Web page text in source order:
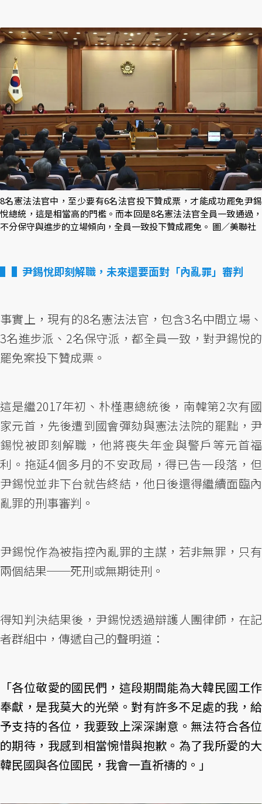
8名憲法法官中，至少要有6名法官投下贊成票，才能成功罷免尹錫
悅總統，這是相當高的門檻。而本回是8名憲法法官全員一致通過，
不分保守與進步的立場傾向，全員一致投下贊成罷免。 圖／美聯社
▌尹錫悅即刻解職，未來還要面對「內亂罪」審判
事實上，現有的8名憲法法官，包含3名中間立場、
3名進步派、2名保守派，都全員一致，對尹錫悅的
罷免案投下贊成票。
這是繼2017年初、朴槿惠總統後，南韓第2次有國
家元首，先後遭到國會彈劾與憲法法院的罷黜，尹
錫悅被即刻解職，他將喪失年金與警戶等元首福
利。拖延4個多月的不安政局，得已告一段落，但
尹錫悅並非下台就告終結，他日後還得繼續面臨內
亂罪的刑事審判。
尹錫悅作為被指控內亂罪的主謀，若非無罪，只有
兩個結果──死刑或無期徒刑。
得知判決結果後，尹錫悅透過辯護人團律師，在記
者群組中，傳遞自己的聲明道：
「各位敬愛的國民們，這段期間能為大韓民國工作
奉獻，是我莫大的光榮。對有許多不足處的我，給
予支持的各位，我要致上深深謝意。無法符合各位
的期待，我感到相當惋惜與抱歉。為了我所愛的大
韓民國與各位國民，我會一直祈禱的。」